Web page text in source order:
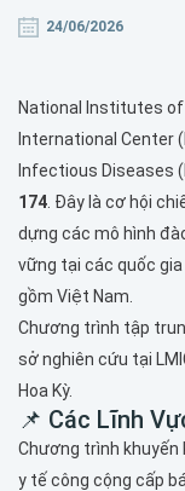
24/06/2026
National Institutes of
International Center
Infectious Diseases
174 . Đây là cơ hội
dựng các mô hình
vững tại các quốc
gồm Việt Nam.
Chương trình tập
sở nghiên cứu tại
Hoa Kỳ.
📌 Các Lĩnh
Chương trình
y tế công cộng cấp